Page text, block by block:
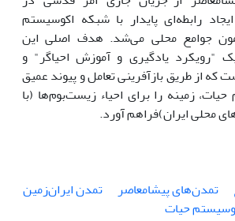
رابطه‌ای پایدار با شبکه اکوسیستم
جوامع محلی می‌شد. هدف اصلی این
"رویکرد یادگیری و آموزش احیاگر" و
از طریق بازآفرینی تعامل و پیوند عمیق
زمینه را برای احیاء زیست‌بوم‌ها (با
محلی ایران)فراهم آورد.
تمدن‌های پیشامعاصر
تمدن ایران‌زمین
حیات